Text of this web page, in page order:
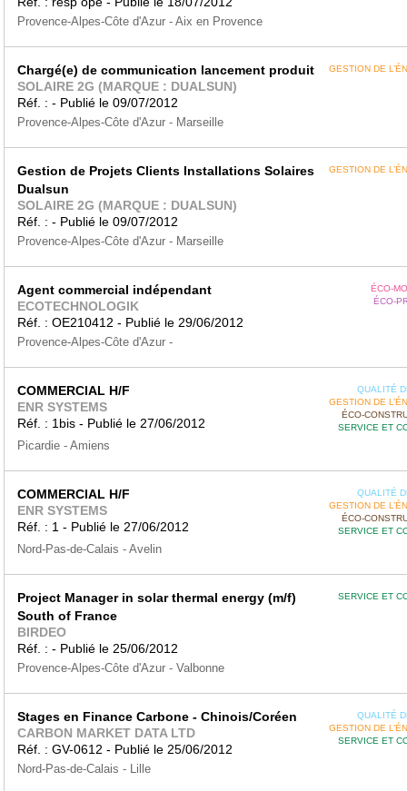
Provence-Alpes-Côte d'Azur - Aix en Provence
GESTION DE
Chargé(e) de communication lancement produit
SOLAIRE 2G (MARQUE : DUALSUN)
Réf. : - Publié le 09/07/2012
Provence-Alpes-Côte d'Azur - Marseille
GESTION DE
Gestion de Projets Clients Installations Solaires
Dualsun
SOLAIRE 2G (MARQUE : DUALSUN)
Réf. : - Publié le 09/07/2012
Provence-Alpes-Côte d'Azur - Marseille
ÉCO-
ÉCO-
Agent commercial indépendant
ECOTECHNOLOGIK
Réf. : OE210412 - Publié le 29/06/2012
Provence-Alpes-Côte d'Azur -
QUALITÉ
GESTION DE
ÉCO-
SERVICE ET
COMMERCIAL H/F
ENR SYSTEMS
Réf. : 1bis - Publié le 27/06/2012
Picardie - Amiens
QUALITÉ
GESTION DE
ÉCO-
SERVICE ET
COMMERCIAL H/F
ENR SYSTEMS
Réf. : 1 - Publié le 27/06/2012
Nord-Pas-de-Calais - Avelin
SERVICE ET
Project Manager in solar thermal energy (m/f)
South of France
BIRDEO
Réf. : - Publié le 25/06/2012
Provence-Alpes-Côte d'Azur - Valbonne
QUALITÉ
GESTION DE
SERVICE ET
Stages en Finance Carbone - Chinois/Coréen
CARBON MARKET DATA LTD
Réf. : GV-0612 - Publié le 25/06/2012
Nord-Pas-de-Calais - Lille